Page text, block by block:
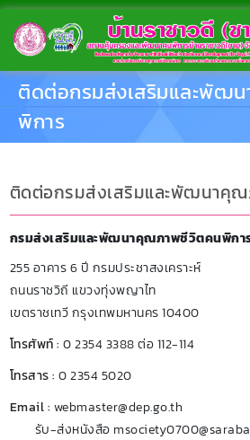
ติดต่อกรมส่งเสริมและพัฒ
พิการ
ติดต่อกรมส่งเสริมและพัฒนาคุ
กรมส่งเสริมและพัฒนาคุณภาพชีวิตคนพิกา
255 อาคาร 6 ปี กรมประชาสงเคราะห์
ถนนราชวิถี แขวงทุ่งพญาไท
เขตราชเทวี กรุงเทพมหานคร 10400
โทรศัพท์ : 0 2354 3388 ต่อ 112-114
โทรสาร : 0 2354 5020
Email : webmaster@dep.go.th
รับ-ส่งหนังสือ